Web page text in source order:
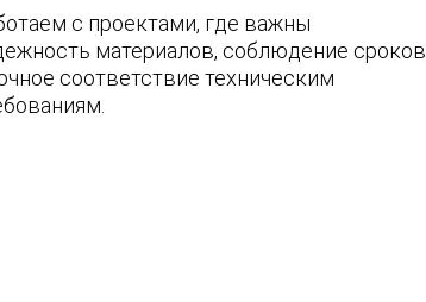
с проектами, где важны
материалов, соблюдение сроков
соответствие техническим